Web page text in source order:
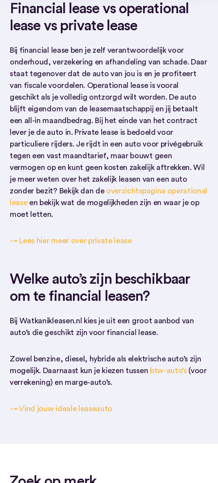
Financial lease vs operational
lease vs private lease
Bij financial lease ben je zelf verantwoordelijk voor
onderhoud, verzekering en afhandeling van schade. Daar
staat tegenover dat de auto van jou is en je profiteert
van fiscale voordelen. Operational lease is vooral
geschikt als je volledig ontzorgd wilt worden. De auto
blijft eigendom van de leasemaatschappij en jij betaalt
een all-in maandbedrag. Bij het einde van het contract
lever je de auto in. Private lease is bedoeld voor
particuliere rijders. Je rijdt in een auto voor privégebruik
tegen een vast maandtarief, maar bouwt geen
vermogen op en kunt geen kosten zakelijk aftrekken. Wil
je meer weten over het zakelijk leasen van een auto
zonder bezit? Bekijk dan de overzichtspagina operational
leaseen bekijk wat de mogelijkheden zijn en waar je op
moet letten.
→ Lees hier meer over private lease
Welke auto’s zijn beschikbaar
om te financial leasen?
Bij Watkanikleasen.nl kies je uit een groot aanbod van
auto’s die geschikt zijn voor financial lease.
Zowel benzine, diesel, hybride als elektrische auto’s zijn
mogelijk. Daarnaast kun je kiezen tussen btw-auto’s(voor
verrekening) en marge-auto’s.
→ Vind jouw ideale leaseauto